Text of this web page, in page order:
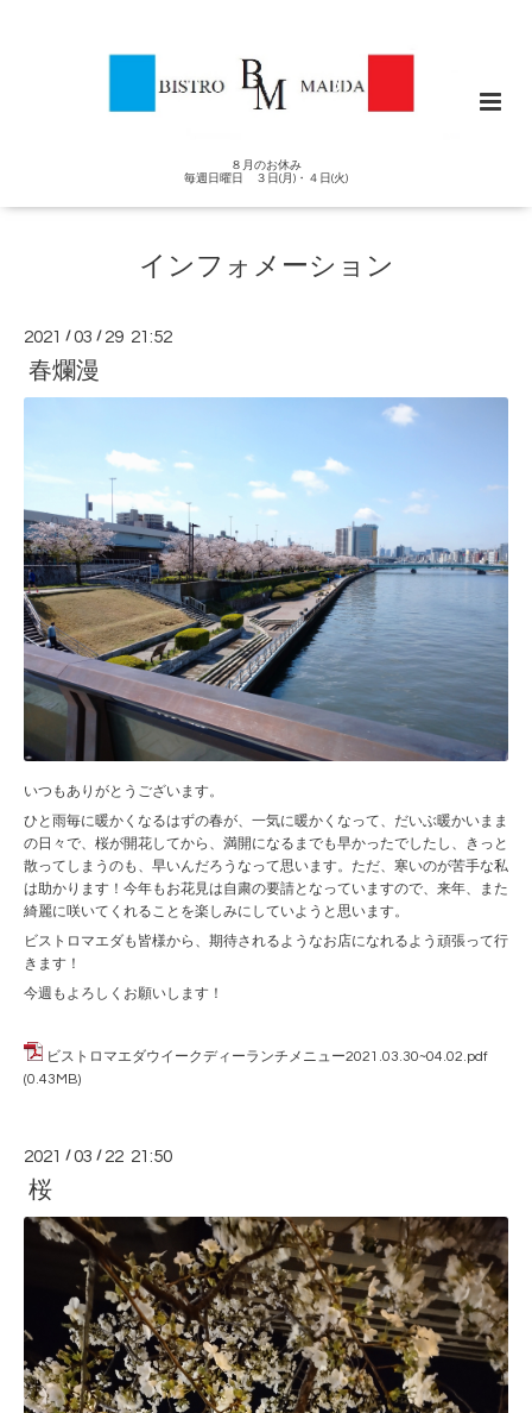
８月のお休み
毎週日曜日 ３日(月)・４日(火)
インフォメーション
2021 /03 / 29 21:52
春爛漫
いつもありがとうございます。
ひと雨毎に暖かくなるはずの春が、一気に暖かくなって、だいぶ暖かいまま
の日々で、桜が開花してから、満開になるまでも早かったでしたし、きっと
散ってしまうのも、早いんだろうなって思います。ただ、寒いのが苦手な私
は助かります！今年もお花見は自粛の要請となっていますので、来年、また
綺麗に咲いてくれることを楽しみにしていようと思います。
ビストロマエダも皆様から、期待されるようなお店になれるよう頑張って行
きます！
今週もよろしくお願いします！
ビストロマエダウイークディーランチメニュー2021.03.30~04.02.pdf
(0.43MB)
2021 /03 / 22 21:50
桜